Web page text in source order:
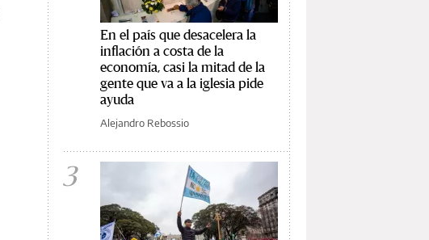
En el país que desacelera la
inflación a costa de la
economía, casi la mitad de la
gente que va a la iglesia pide
ayuda
Alejandro Rebossio
3